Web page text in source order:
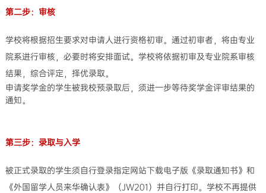
第二步：审核
学校将根据招生要求对申请人进行资格初审。通过初审者，将由专业
院系进行审核，必要时将安排面试。学校将依据初审及专业院系审核
结果，综合评定，择优录取。
申请奖学金的学生被我校预录取后，须进一步等待奖学金评审结果的
通知。
第三步：录取与入学
被正式录取的学生须自行登录指定网站下载电子版《录取通知书》和
《外国留学人员来华确认表》（JW201）并自行打印。学校不再提供